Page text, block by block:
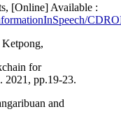
[Online] Available :
for
pp.19-23.
and